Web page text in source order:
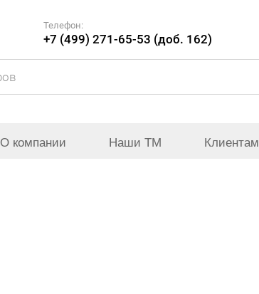
Телефон:
+7 (499) 271-65-53 (доб. 162)
О компании Наши ТМ Клиентам